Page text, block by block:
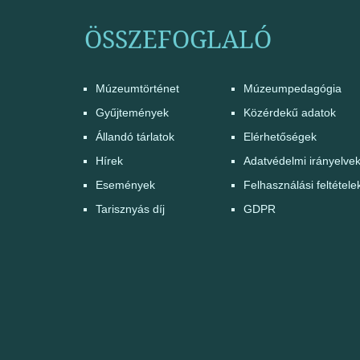
ÖSSZEFOGLALÓ
Múzeumtörténet
Gyűjtemények
Állandó tárlatok
Hírek
Események
Tarisznyás díj
Múzeumpedagógia
Közérdekű adatok
Elérhetőségek
Adatvédelmi irányelvek
Felhasználási
GDPR